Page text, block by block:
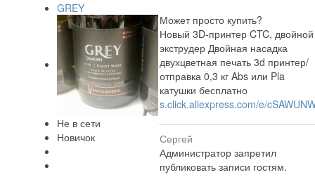
GREY
Не в сети
Новичок
Может просто купить?
Новый 3D-принтер CTC, двойной
экструдер Двойная насадка
двухцветная печать 3d принтер/
отправка 0,3 кг Abs или Pla
катушки бесплатно
s.click.aliexpress.com/e/
Сергей
Администратор запретил
публиковать записи гостям.